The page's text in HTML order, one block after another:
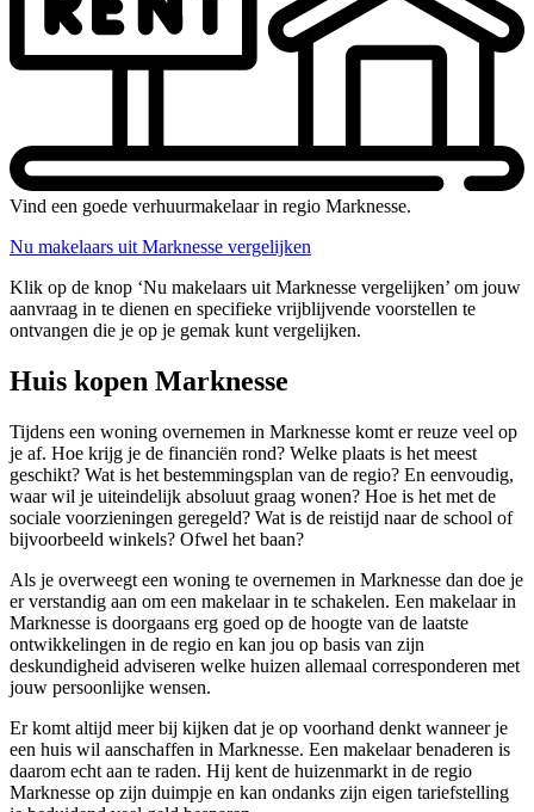
Vind een goede verhuurmakelaar in regio Marknesse.
Nu makelaars uit Marknesse vergelijken
Klik op de knop ‘Nu makelaars uit Marknesse vergelijken’ om jouw
aanvraag in te dienen en specifieke vrijblijvende voorstellen te
ontvangen die je op je gemak kunt vergelijken.
Huis kopen Marknesse
Tijdens een woning overnemen in Marknesse komt er reuze veel op
je af. Hoe krijg je de financiën rond? Welke plaats is het meest
geschikt? Wat is het bestemmingsplan van de regio? En eenvoudig,
waar wil je uiteindelijk absoluut graag wonen? Hoe is het met de
sociale voorzieningen geregeld? Wat is de reistijd naar de school of
bijvoorbeeld winkels? Ofwel het baan?
Als je overweegt een woning te overnemen in Marknesse dan doe je
er verstandig aan om een makelaar in te schakelen. Een makelaar in
Marknesse is doorgaans erg goed op de hoogte van de laatste
ontwikkelingen in de regio en kan jou op basis van zijn
deskundigheid adviseren welke huizen allemaal corresponderen met
jouw persoonlijke wensen.
Er komt altijd meer bij kijken dat je op voorhand denkt wanneer je
een huis wil aanschaffen in Marknesse. Een makelaar benaderen is
daarom echt aan te raden. Hij kent de huizenmarkt in de regio
Marknesse op zijn duimpje en kan ondanks zijn eigen tariefstelling